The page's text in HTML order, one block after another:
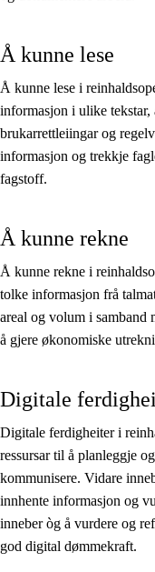
Å kunne lese
Å kunne lese i
informasjon i ulike tekstar,
brukarrettleiingar og
informasjon og trekkje
fagstoff.
Å kunne rekne
Å kunne rekne i
tolke informasjon frå
areal og volum i samband
å gjere økonomiske
Digitale
Digitale ferdigheiter i
ressursar til å planleggje
kommunisere. Vidare
innhente informasjon og
inneber òg å vurdere og
god digital dømmekraft.